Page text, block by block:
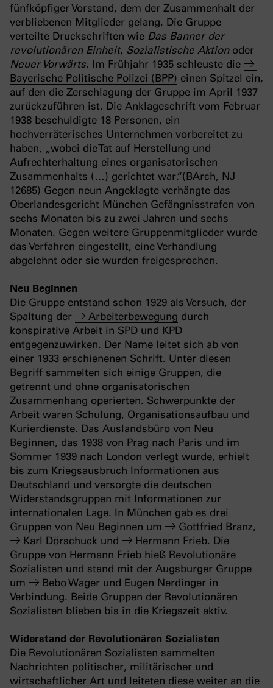
fünfköpfiger Vorstand, dem der Zusammenhalt der
verbliebenen Mitglieder gelang. Die Gruppe
verteilte Druckschriften wie Das Banner der
revolutionären Einheit, Sozialistische Aktionoder
Neuer Vorwärts. Im Frühjahr 1935 schleuste die
Bayerische Politische Polizei (BPP) einen Spitzel ein,
auf den die Zerschlagung der Gruppe im April 1937
zurückzuführen ist. Die Anklageschrift vom Februar
1938 beschuldigte 18 Personen, ein
hochverräterisches Unternehmen vorbereitet zu
haben, „wobei die Tat auf Herstellung und
Aufrechterhaltung eines organisatorischen
Zusammenhalts (…) gerichtet war.“(BArch, NJ
12685) Gegen neun Angeklagte verhängte das
Oberlandesgericht München Gefängnisstrafen von
sechs Monaten bis zu zwei Jahren und sechs
Monaten. Gegen weitere Gruppenmitglieder wurde
das Verfahren eingestellt, eine Verhandlung
abgelehnt oder sie wurden freigesprochen.
Neu Beginnen
Die Gruppe entstand schon 1929 als Versuch, der
Spaltung der
Arbeiterbewegung durch
konspirative Arbeit in SPD und KPD
entgegenzuwirken. Der Name leitet sich ab von
einer 1933 erschienenen Schrift. Unter diesen
Begriff sammelten sich einige Gruppen, die
getrennt und ohne organisatorischen
Zusammenhang operierten. Schwerpunkte der
Arbeit waren Schulung, Organisationsaufbau und
Kurierdienste. Das Auslandsbüro von Neu
Beginnen, das 1938 von Prag nach Paris und im
Sommer 1939 nach London verlegt wurde, erhielt
bis zum Kriegsausbruch Informationen aus
Deutschland und versorgte die deutschen
Widerstandsgruppen mit Informationen zur
internationalen Lage. In München gab es drei
Gruppen von Neu Beginnen um
Gottfried Branz,
Karl Dörschuck und Hermann Frieb. Die
Gruppe von Hermann Frieb hieß Revolutionäre
Sozialisten und stand mit der Augsburger Gruppe
um
Bebo Wager und Eugen Nerdinger in
Verbindung. Beide Gruppen der Revolutionären
Sozialisten blieben bis in die Kriegszeit aktiv.
Widerstand der Revolutionären Sozialisten
Die Revolutionären Sozialisten sammelten
Nachrichten politischer, militärischer und
wirtschaftlicher Art und leiteten diese weiter an die